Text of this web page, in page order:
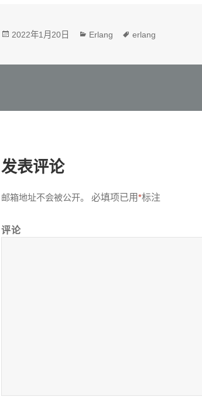
发
2022年1月20日
分
Erlang
标
erlang
发表评论
邮箱地址不会被公开。 必填项已用*标注
评论